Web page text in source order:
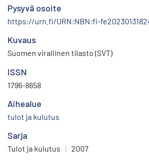
Pysyvä osoite
https://urn.fi/URN:NBN:fi-
Kuvaus
Suomen virallinen tilasto (SVT)
ISSN
1796-8658
Aihealue
tulot ja kulutus
Sarja
Tulot ja kulutus | 2007